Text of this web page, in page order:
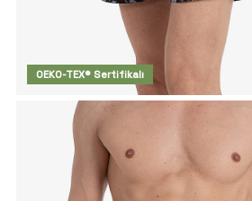
OEKO-TEX® Sertifikalı